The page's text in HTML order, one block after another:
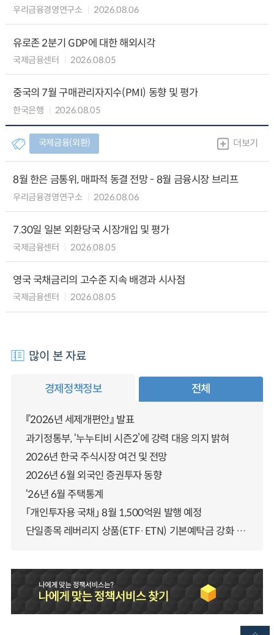
우리금융경영연구소 2026.08.06
유로존 2분기 GDP에 대한 해외시각
국제금융센터 2026.08.05
중국의 7월 구매관리자지수(PMI) 동향 및 평가
한국은행 2026.08.05
국제금융(외환) 더보기
8월 한은 금통위, 매파적 동결 전망 - 8월 금융시장 브리프
우리금융경영연구소 2026.08.06
7.30일 일본 외환당국 시장개입 및 평가
국제금융센터 2026.08.05
영국 국채금리의 고수준 지속 배경과 시사점
국제금융센터 2026.08.05
많이 본 자료
경제정책정보 전체
『2026년 세제개편안』 발표
과기정통부, ‘누누티비 시즌2’에 강력 대응 의지 밝혀
2026년 한국 주식시장 여건 및 전망
2026년 6월 외국인 증권투자 동향
‘26년 6월 주택통계
「개인투자용 국채」 8월 1,500억원 발행 예정
단일종목 레버리지 상품(ETF·ETN) 기본예탁금 강화 조기시행 방안 안내